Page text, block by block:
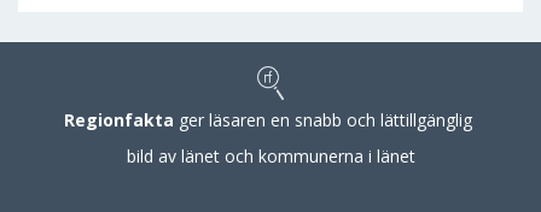
Regionfakta ger läsaren en snabb och lättillgänglig
bild av länet och kommunerna i länet